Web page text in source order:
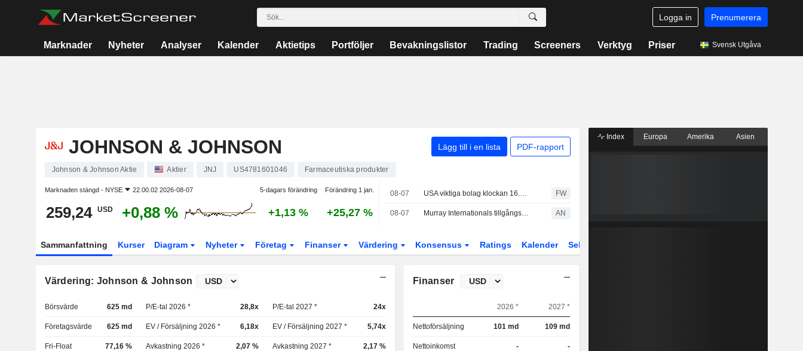
Logga in Prenumerera
Marknader Nyheter Analyser Kalender Aktietips Portföljer Bevakningslistor Trading Screeners Verktyg Priser Svensk Utgåva
JOHNSON & JOHNSON Lägg till i en lista PDF-rapport
Johnson & Johnson Aktie Aktier JNJ US4781601046 Farmaceutiska produkter
Marknaden stängd - NYSE 22.00.02 2026-08-07 5-dagars förändring Förändring 1 jan.
259,24 USD +0,88 % +1,13 % +25,27 %
08-07 USA viktiga bolag klockan 16.19 - STMicro stiger 4,3 procent FW
08-07 Murray Internationals tillgångsvärde stiger men når inte upp till jämförelseindex AN
Sammanfattning Kurser Diagram Nyheter Företag Finanser Värdering Konsensus Ratings Kalender Sektor
Värdering: Johnson & Johnson
Börsvärde 625 md P/E-tal 2026 * 28,8x P/E-tal 2027 * 24x
Företagsvärde 625 md EV / Försäljning 2026 * 6,18x EV / Försäljning 2027 * 5,74x
Fri-Float 77,16 % Avkastning 2026 * 2,07 % Avkastning 2027 * 2,17 %
Finanser
2026 * 2027 *
Nettoförsäljning 101 md 109 md
Nettoinkomst - -
Index Europa Amerika Asien